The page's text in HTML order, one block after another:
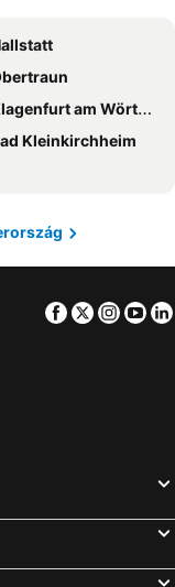
am Wörthersee
Kleinkirchheim
Facebook
Twitter